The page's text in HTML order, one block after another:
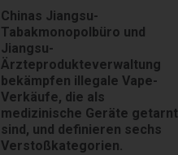
Chinas Jiangsu-
Tabakmonopolbüro und
Jiangsu-
Ärzteprodukteverwaltung
bekämpfen illegale Vape-
Verkäufe, die als
medizinische Geräte getarnt
sind, und definieren sechs
Verstoßkategorien.